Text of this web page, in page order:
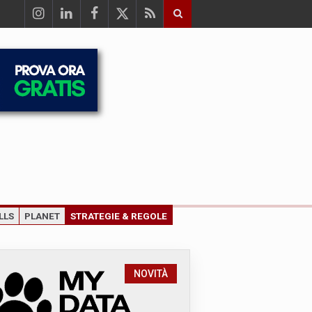
PLANET STRATEGIE & REGOLE
NOVITÀ